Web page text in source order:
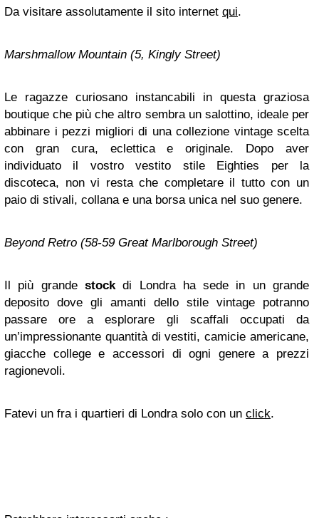
Da visitare assolutamente il sito internet qui.
Marshmallow Mountain (5, Kingly Street)
Le ragazze curiosano instancabili in questa graziosa
boutique che più che altro sembra un salottino, ideale per
abbinare i pezzi migliori di una collezione vintage scelta
con gran cura, eclettica e originale. Dopo aver
individuato il vostro vestito stile Eighties per la
discoteca, non vi resta che completare il tutto con un
paio di stivali, collana e una borsa unica nel suo genere.
Beyond Retro (58-59 Great Marlborough Street)
Il più grande stockdi Londra ha sede in un grande
deposito dove gli amanti dello stile vintage potranno
passare ore a esplorare gli scaffali occupati da
un’impressionante quantità di vestiti, camicie americane,
giacche college e accessori di ogni genere a prezzi
ragionevoli.
Fatevi un fra i quartieri di Londra solo con un click.